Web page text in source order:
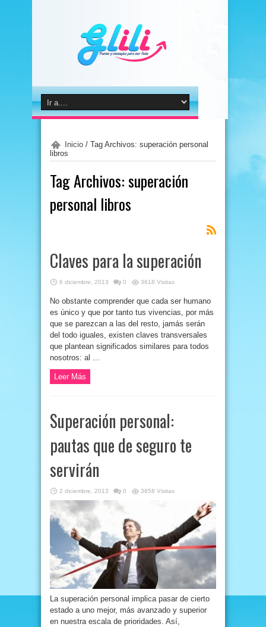
Inicio / Tag Archivos: superación personal
libros
Tag Archivos:superación
personal libros
Claves para la superación
6 diciembre, 2013 0 3618 Visitas
No obstante comprender que cada ser humano
es único y que por tanto tus vivencias, por más
que se parezcan a las del resto, jamás serán
del todo iguales, existen claves transversales
que plantean significados similares para todos
nosotros: al ...
Leer Más
Superación personal:
pautas que de seguro te
servirán
2 diciembre, 2013 0 3658 Visitas
La superación personal implica pasar de cierto
estado a uno mejor, más avanzado y superior
en nuestra escala de prioridades. Así,